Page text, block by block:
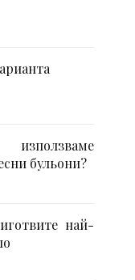
бульони?
най-